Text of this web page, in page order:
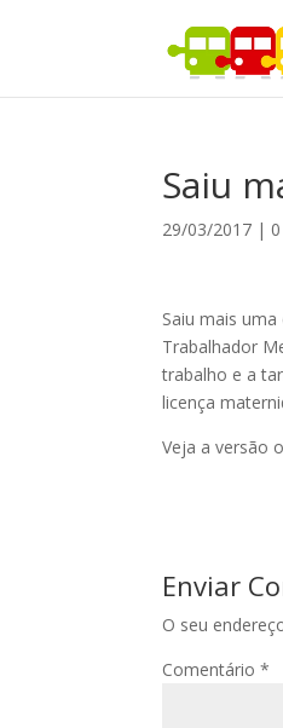
Saiu
29/03/2017 |
Saiu mais
Trabalhador
trabalho e a
licença
Veja a versão
Enviar
O seu
Comentário*